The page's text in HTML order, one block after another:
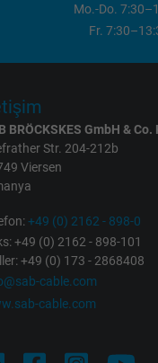
Mo.-Do.
Fr.
BRÖCKSKES GmbH & Co.
Str. 204-212b
Viersen
+49 (0) 2162 - 898-0
+49 (0) 2162 - 898-101
+49 (0) 173 - 2868408
cable.com
cable.com